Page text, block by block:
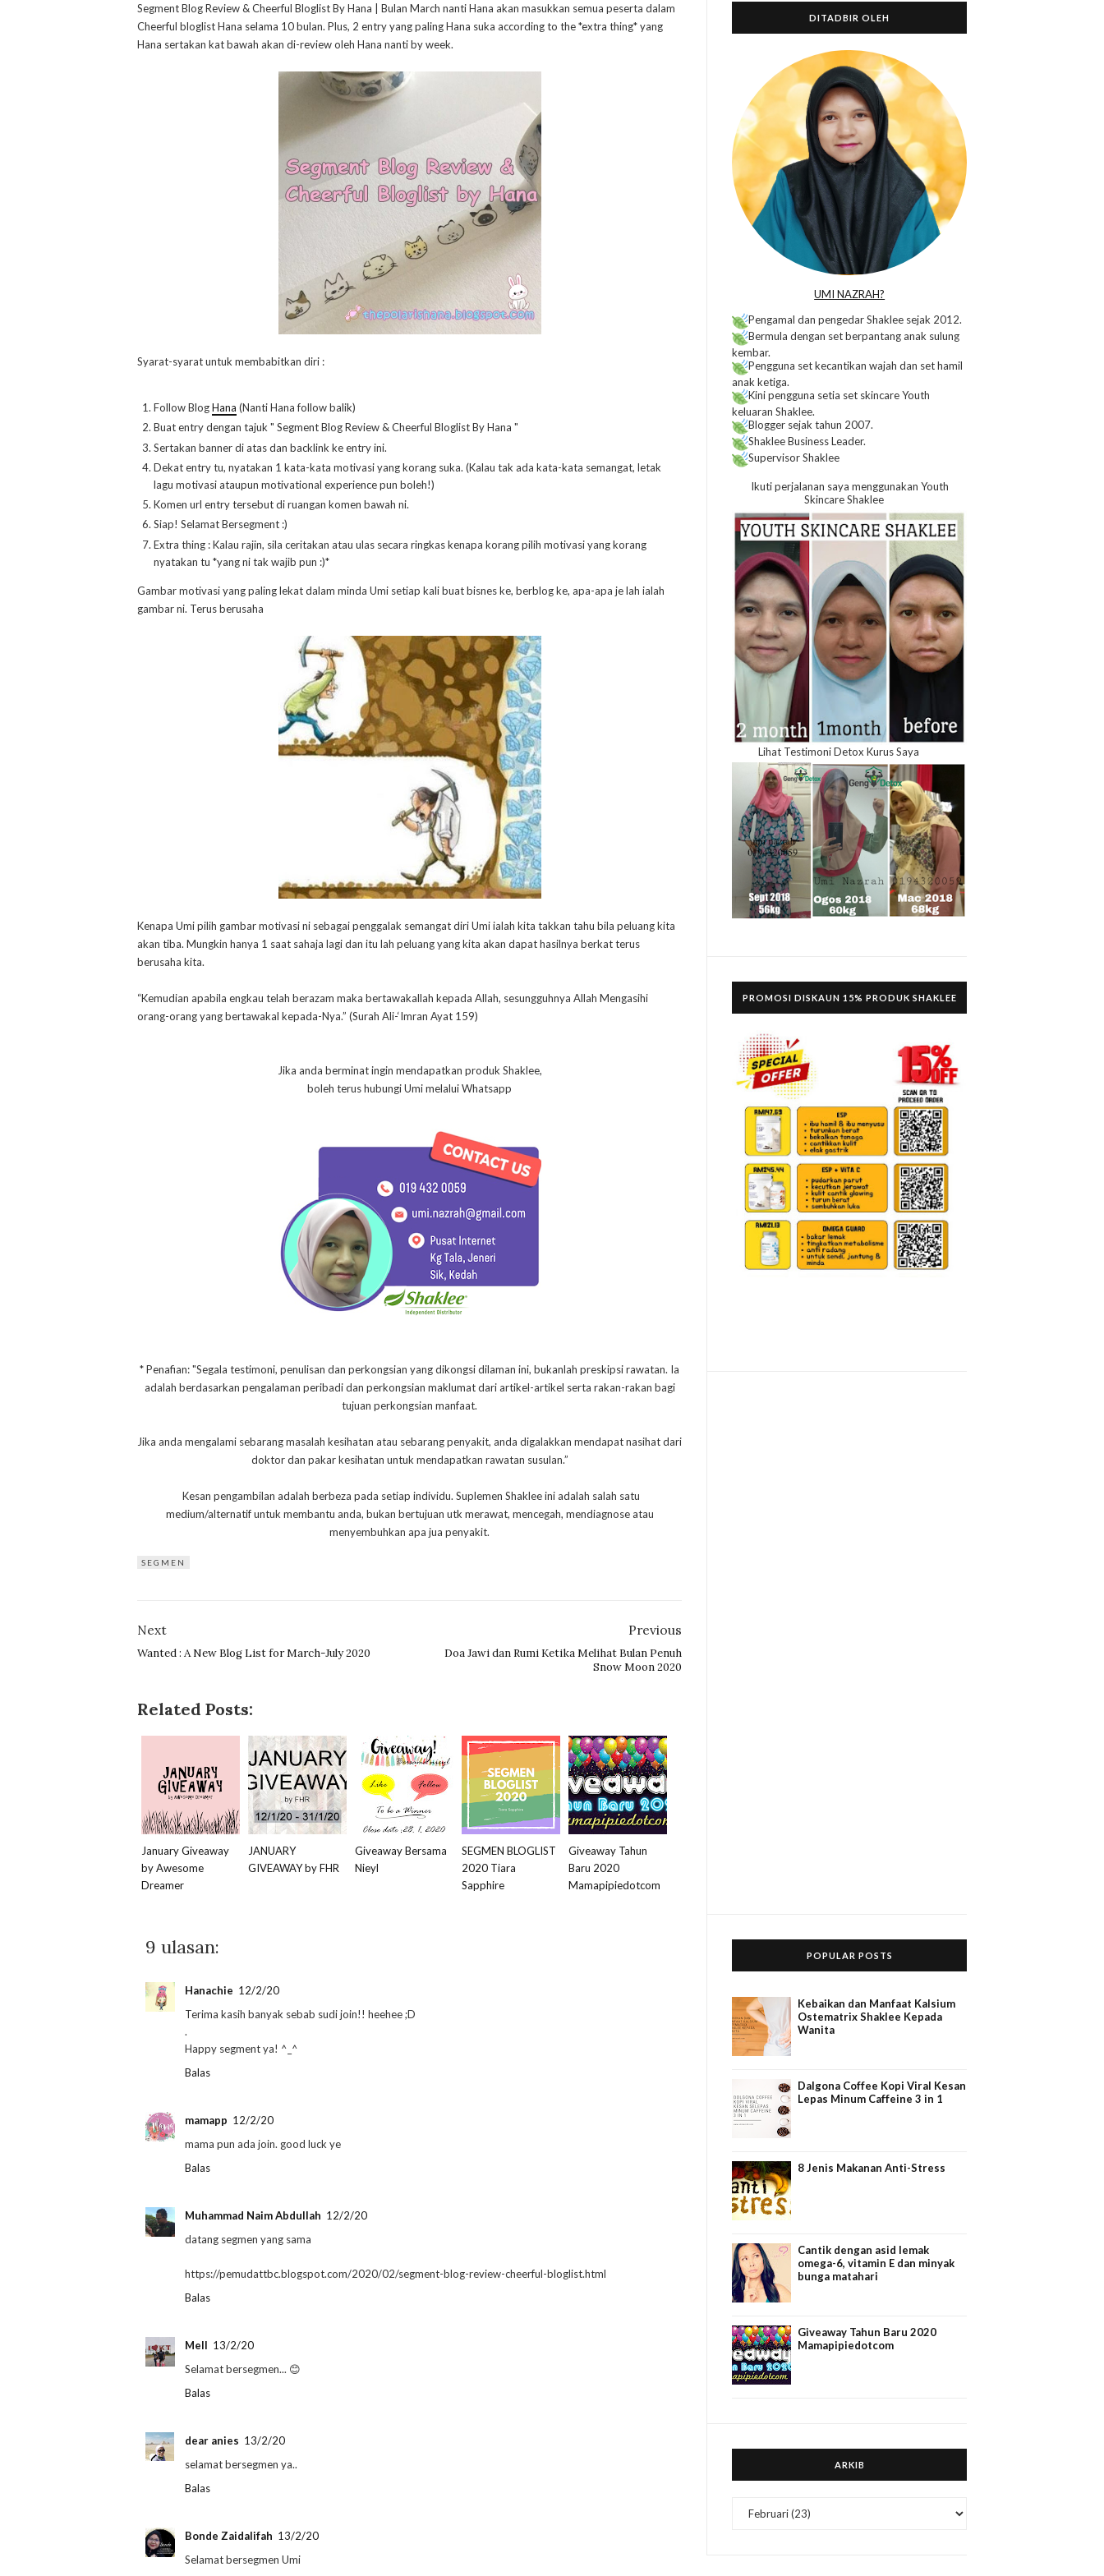
Segment Blog Review & Cheerful Bloglist By Hana | Bulan March nanti Hana akan masukkan semua peserta dalam
Cheerful bloglist Hana selama 10 bulan. Plus, 2 entry yang paling Hana suka according to the *extra thing* yang
Hana sertakan kat bawah akan di-review oleh Hana nanti by week.
Syarat-syarat untuk membabitkan diri :
Follow BlogHana (Nanti Hana follow balik)
Buat entry dengan tajuk " Segment Blog Review & Cheerful Bloglist By Hana "
Sertakan banner di atas dan backlink ke entry ini.
Dekat entry tu, nyatakan 1 kata-kata motivasi yang korang suka. (Kalau tak ada kata-kata semangat, letak
lagu motivasi ataupun motivational experience pun boleh!)
Komen url entry tersebut di ruangan komen bawah ni.
Siap! Selamat Bersegment :)
Extra thing : Kalau rajin, sila ceritakan atau ulas secara ringkas kenapa korang pilih motivasi yang korang
nyatakan tu *yang ni tak wajib pun :)*
Gambar motivasi yang paling lekat dalam minda Umi setiap kali buat bisnes ke, berblog ke, apa-apa je lah ialah
gambar ni. Terus berusaha
Kenapa Umi pilih gambar motivasi ni sebagai penggalak semangat diri Umi ialah kita takkan tahu bila peluang kita
akan tiba. Mungkin hanya 1 saat sahaja lagi dan itu lah peluang yang kita akan dapat hasilnya berkat terus
berusaha kita.
“Kemudian apabila engkau telah berazam maka bertawakallah kepada Allah, sesungguhnya Allah Mengasihi
orang-orang yang bertawakal kepada-Nya.” (Surah Ali-‘Imran Ayat 159)
Jika anda berminat ingin mendapatkan produk Shaklee,
boleh terus hubungi Umi melalui Whatsapp
* Penafian: "Segala testimoni, penulisan dan perkongsian yang dikongsi dilaman ini, bukanlah preskipsi rawatan. Ia
adalah berdasarkan pengalaman peribadi dan perkongsian maklumat dari artikel-artikel serta rakan-rakan bagi
tujuan perkongsian manfaat.
Jika anda mengalami sebarang masalah kesihatan atau sebarang penyakit, anda digalakkan mendapat nasihat dari
doktor dan pakar kesihatan untuk mendapatkan rawatan susulan.”
Kesan pengambilan adalah berbeza pada setiap individu. Suplemen Shaklee ini adalah salah satu
medium/alternatif untuk membantu anda, bukan bertujuan utk merawat, mencegah, mendiagnose atau
menyembuhkan apa jua penyakit.
SEGMEN
Next
Wanted : A New Blog List for March-July 2020
Previous
Doa Jawi dan Rumi Ketika Melihat Bulan Penuh
Snow Moon 2020
Related Posts:
January Giveaway
by Awesome
Dreamer
JANUARY
GIVEAWAY by FHR
Giveaway Bersama
Nieyl
SEGMEN BLOGLIST
2020 Tiara
Sapphire
Giveaway Tahun
Baru 2020
Mamapipiedotcom
9 ulasan:
Hanachie 12/2/20
Terima kasih banyak sebab sudi join!! heehee ;D
.
Happy segment ya! ^_^
Balas
mamapp 12/2/20
mama pun ada join. good luck ye
Balas
Muhammad Naim Abdullah 12/2/20
datang segmen yang sama
https://pemudattbc.blogspot.com/2020/02/segment-blog-review-cheerful-bloglist.html
Balas
Mell 13/2/20
Selamat bersegmen... 😊
Balas
dear anies 13/2/20
selamat bersegmen ya..
Balas
Bonde Zaidalifah 13/2/20
Selamat bersegmen Umi
r
DITADBIR OLEH
UMI NAZRAH?
Pengamal dan pengedar Shaklee sejak 2012.
Bermula dengan set berpantang anak sulung
kembar.
Pengguna set kecantikan wajah dan set hamil
anak ketiga.
Kini pengguna setia set skincare Youth
keluaran Shaklee.
Blogger sejak tahun 2007.
Shaklee Business Leader.
Supervisor Shaklee
Ikuti perjalanan saya menggunakan Youth
Skincare Shaklee
Lihat Testimoni Detox Kurus Saya
PROMOSI DISKAUN 15% PRODUK SHAKLEE
POPULAR POSTS
Kebaikan dan Manfaat Kalsium
Ostematrix Shaklee Kepada
Wanita
Dalgona Coffee Kopi Viral Kesan
Lepas Minum Caffeine 3 in 1
8 Jenis Makanan Anti-Stress
Cantik dengan asid lemak
omega-6, vitamin E dan minyak
bunga matahari
Giveaway Tahun Baru 2020
Mamapipiedotcom
ARKIB